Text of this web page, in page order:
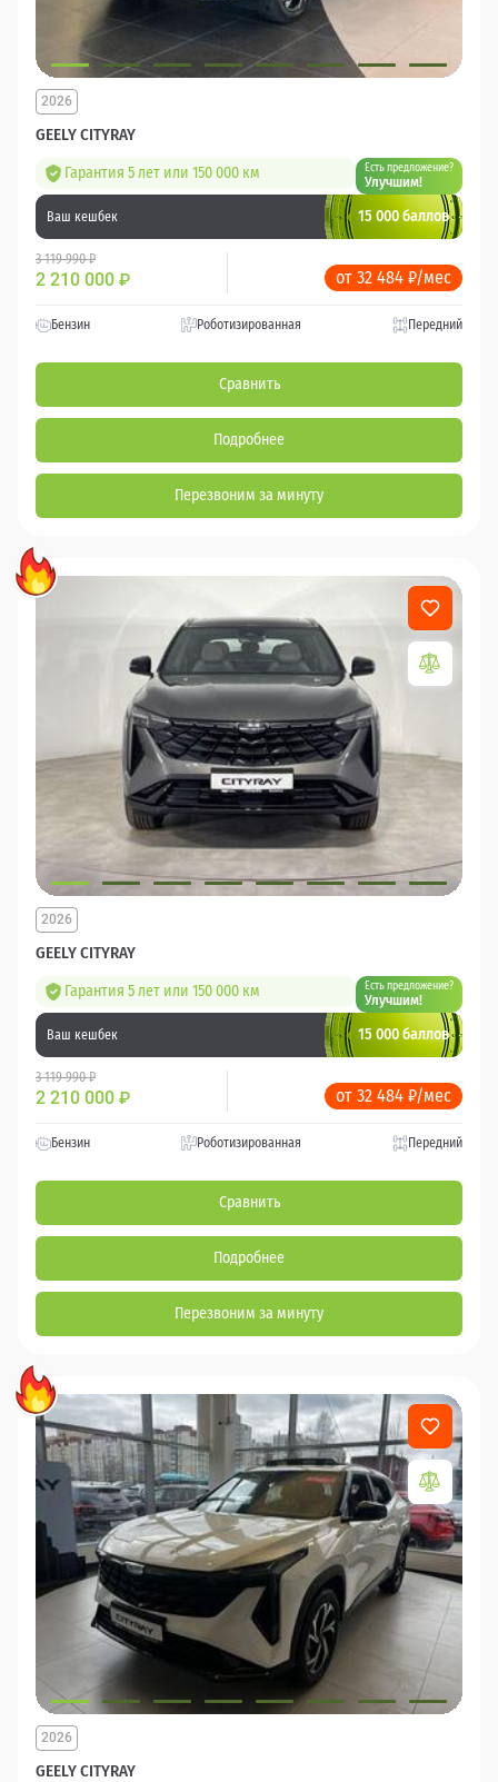
GEELY CITYRAY
2026
Гарантия 5 лет или 150 000 км Есть предложение?
Улучшим!
Ваш кешбек 15 000 баллов
3 119 990 ₽
2 210 000 ₽ от 32 484 ₽/мес
Бензин Роботизированная Передний
Сравнить
Подробнее
Перезвоним за минуту
GEELY CITYRAY
2026
Гарантия 5 лет или 150 000 км Есть предложение?
Улучшим!
Ваш кешбек 15 000 баллов
3 119 990 ₽
2 210 000 ₽ от 32 484 ₽/мес
Бензин Роботизированная Передний
Сравнить
Подробнее
Перезвоним за минуту
GEELY CITYRAY
2026